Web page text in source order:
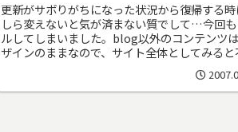
更新がサボりがちになった状況から復帰する
しら変えないと気が済まない質でして…今回
ルしてしまいました。blog以外のコンテンツ
ザインのままなので、サイト全体としてみる